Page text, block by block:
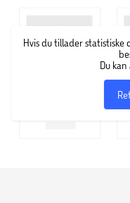
Hvis du tillader statistiske
Du